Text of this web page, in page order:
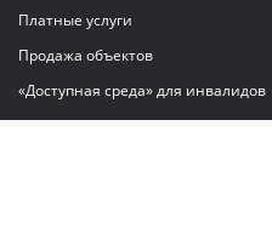
Платные услуги
Продажа объектов
«Доступная среда» для инвалидов